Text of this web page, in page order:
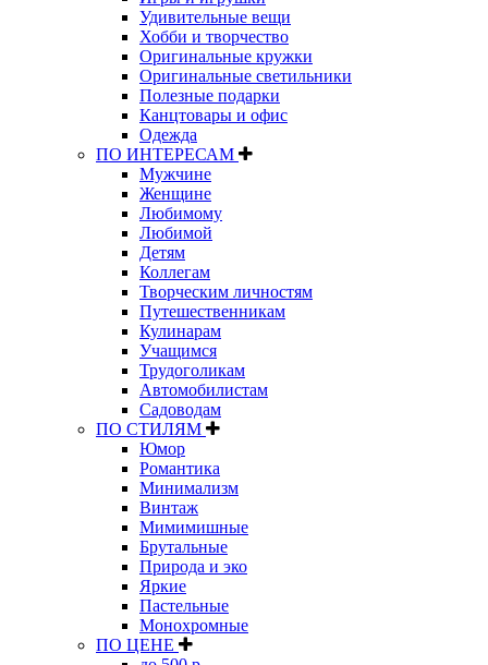
Удивительные вещи
Хобби и творчество
Оригинальные кружки
Оригинальные светильники
Полезные подарки
Канцтовары и офис
Одежда
ПО ИНТЕРЕСАМ
Мужчине
Женщине
Любимому
Любимой
Детям
Коллегам
Творческим личностям
Путешественникам
Кулинарам
Учащимся
Трудоголикам
Автомобилистам
Садоводам
ПО СТИЛЯМ
Юмор
Романтика
Минимализм
Винтаж
Мимимишные
Брутальные
Природа и эко
Яркие
Пастельные
Монохромные
ПО ЦЕНЕ